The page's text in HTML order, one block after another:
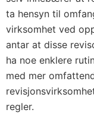
ta hensyn til
virksomhet ved
antar at disse
ha noe enklere
med mer
regler.